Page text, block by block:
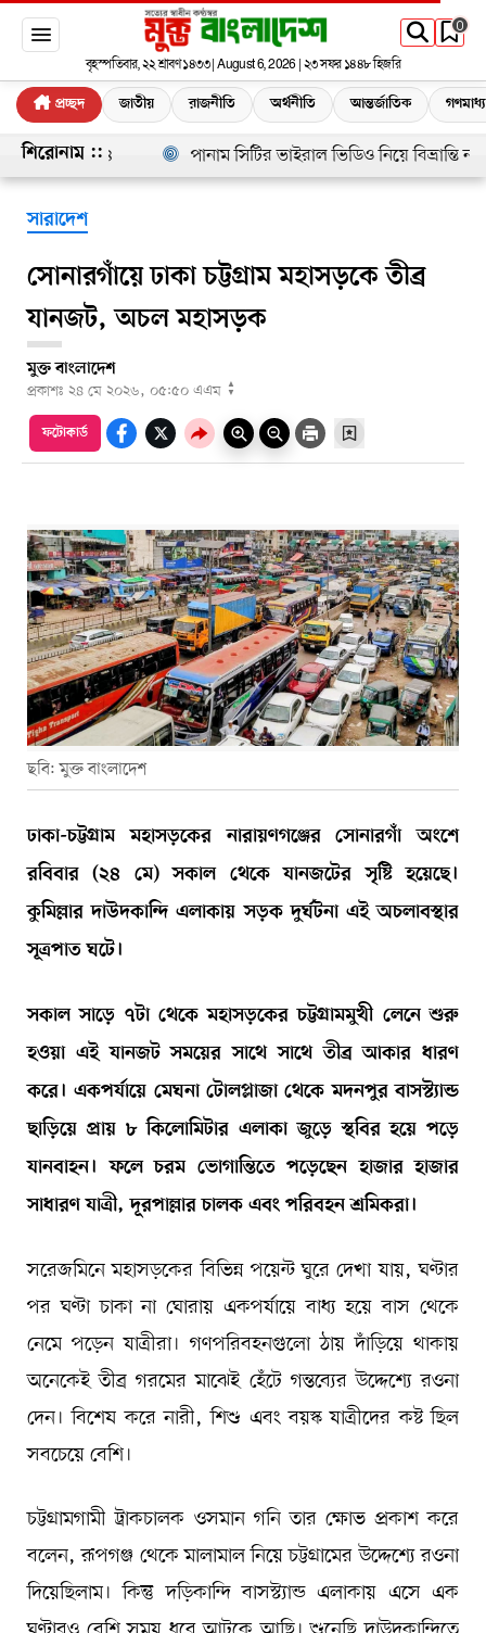
0
বৃহস্পতিবার, ২২ শ্রাবণ ১৪৩৩ | August 6, 2026 | ২৩ সফর ১৪৪৮ হিজরি
প্রচ্ছদ জাতীয় রাজনীতি অর্থনীতি আন্তর্জাতিক
শিরোনাম ::
নিহত, আহত ৪ পানাম সিটির ভাইরাল ভিডিও নিয়ে বিভ্রান্তি না
সারাদেশ
সোনারগাঁয়ে ঢাকা চট্টগ্রাম মহাসড়কে তীব্র
যানজট, অচল মহাসড়ক
মুক্ত বাংলাদেশ
প্রকাশঃ ২৪ মে ২০২৬, ০৫:৫০ এএম
▲
▼
ফটোকার্ড
ছবি: মুক্ত বাংলাদেশ
ঢাকা-চট্টগ্রাম মহাসড়কের নারায়ণগঞ্জের সোনারগাঁ অংশে
রবিবার (২৪ মে) সকাল থেকে যানজটের সৃষ্টি হয়েছে।
কুমিল্লার দাউদকান্দি এলাকায় সড়ক দুর্ঘটনা এই অচলাবস্থার
সূত্রপাত ঘটে।
সকাল সাড়ে ৭টা থেকে মহাসড়কের চট্টগ্রামমুখী লেনে শুরু
হওয়া এই যানজট সময়ের সাথে সাথে তীব্র আকার ধারণ
করে। একপর্যায়ে মেঘনা টোলপ্লাজা থেকে মদনপুর বাসস্ট্যান্ড
ছাড়িয়ে প্রায় ৮ কিলোমিটার এলাকা জুড়ে স্থবির হয়ে পড়ে
যানবাহন। ফলে চরম ভোগান্তিতে পড়েছেন হাজার হাজার
সাধারণ যাত্রী, দূরপাল্লার চালক এবং পরিবহন শ্রমিকরা।
সরেজমিনে মহাসড়কের বিভিন্ন পয়েন্ট ঘুরে দেখা যায়, ঘণ্টার
পর ঘণ্টা চাকা না ঘোরায় একপর্যায়ে বাধ্য হয়ে বাস থেকে
নেমে পড়েন যাত্রীরা। গণপরিবহনগুলো ঠায় দাঁড়িয়ে থাকায়
অনেকেই তীব্র গরমের মাঝেই হেঁটে গন্তব্যের উদ্দেশ্যে রওনা
দেন। বিশেষ করে নারী, শিশু এবং বয়স্ক যাত্রীদের কষ্ট ছিল
সবচেয়ে বেশি।
চট্টগ্রামগামী ট্রাকচালক ওসমান গনি তার ক্ষোভ প্রকাশ করে
বলেন, রূপগঞ্জ থেকে মালামাল নিয়ে চট্টগ্রামের উদ্দেশ্যে রওনা
দিয়েছিলাম। কিন্তু দড়িকান্দি বাসস্ট্যান্ড এলাকায় এসে এক